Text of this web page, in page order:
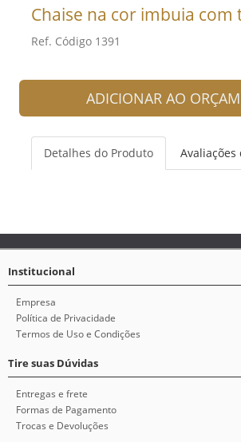
Chaise na cor imbuia com
Ref. Código 1391
ADICIONAR AO
Detalhes do Produto
Institucional
Empresa
Política de Privacidade
Termos de Uso e Condições
Tire suas Dúvidas
Entregas e frete
Formas de Pagamento
Trocas e Devoluções